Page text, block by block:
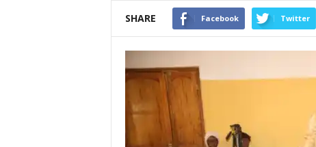
SHARE Facebook Twitter